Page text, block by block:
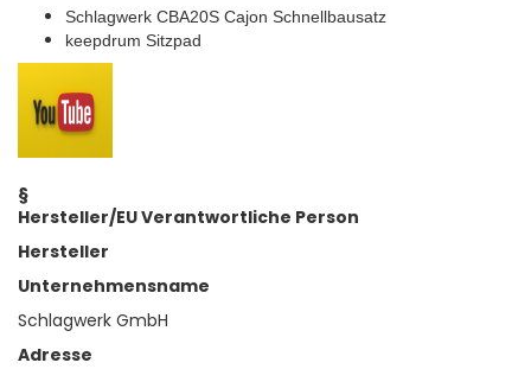
Schlagwerk CBA20S Cajon Schnellbausatz
keepdrum Sitzpad
§
Hersteller/EU Verantwortliche Person
Hersteller
Unternehmensname
Schlagwerk GmbH
Adresse